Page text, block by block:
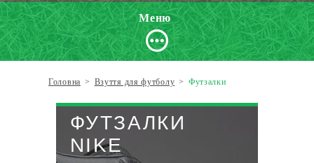
Меню
Головна > Взуття для футболу > Футзалки
ФУТЗАЛКИ
NIKE